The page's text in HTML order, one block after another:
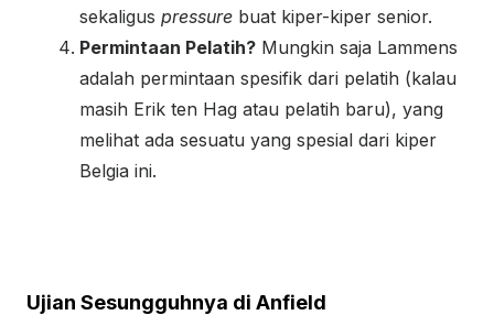
sekaligus pressure buat kiper-kiper senior.
e
w
a
p
Permintaan Pelatih? Mungkin saja Lammens
adalah permintaan spesifik dari pelatih (kalau
masih Erik ten Hag atau pelatih baru), yang
melihat ada sesuatu yang spesial dari kiper
Belgia ini.
Ujian Sesungguhnya di Anfield